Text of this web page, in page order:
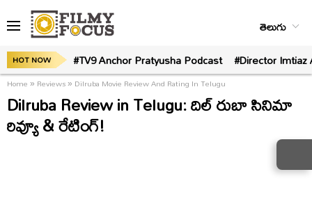
తెలుగు
HOT NOW #TV9 Anchor Pratyusha Podcast #Director
Home» Reviews» Dilruba Movie Review And Rating In Telugu
Dilruba Review in Telugu: దిల్ రుబా సినిమా
రివ్యూ & రేటింగ్!